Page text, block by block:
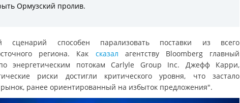
Ормузский пролив.
сценарий способен парализовать поставки из всего
региона. Как сказал агентству Bloomberg главный
энергетическим потокам Carlyle Group Inc. Джефф Карри,
риски достигли критического уровня, что застало
рынок, ранее ориентированный на избыток предложения".